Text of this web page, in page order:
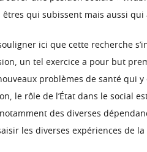
êtres qui subissent mais aussi
ici que cette recherche
un tel exercice a pour but
problèmes de santé qui
on, le rôle de l’État dans le social
des diverses
les diverses expériences de